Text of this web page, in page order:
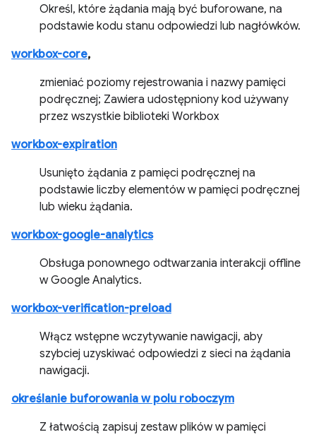
Określ, które żądania mają być buforowane, na
podstawie kodu stanu odpowiedzi lub nagłówków.
workbox-core,
zmieniać poziomy rejestrowania i nazwy pamięci
podręcznej; Zawiera udostępniony kod używany
przez wszystkie biblioteki Workbox
workbox-expiration
Usunięto żądania z pamięci podręcznej na
podstawie liczby elementów w pamięci podręcznej
lub wieku żądania.
workbox-google-analytics
Obsługa ponownego odtwarzania interakcji offline
w Google Analytics.
workbox-verification-preload
Włącz wstępne wczytywanie nawigacji, aby
szybciej uzyskiwać odpowiedzi z sieci na żądania
nawigacji.
określanie buforowania w polu roboczym
Z łatwością zapisuj zestaw plików w pamięci